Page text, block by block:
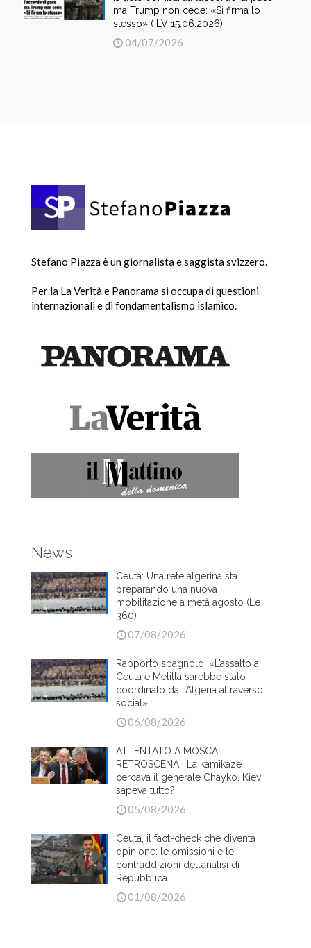
ma Trump non cede: «Si firma lo
stesso» ( LV 15.06.2026)
04/07/2026
Stefano Piazza è un giornalista e saggista svizzero.
Per la La Verità e Panorama si occupa di questioni
internazionali e di fondamentalismo islamico.
News
Ceuta: Una rete algerina sta
preparando una nuova
mobilitazione a metà agosto (Le
360)
07/08/2026
Rapporto spagnolo: «L’assalto a
Ceuta e Melilla sarebbe stato
coordinato dall’Algeria attraverso i
social»
06/08/2026
ATTENTATO A MOSCA, IL
RETROSCENA | La kamikaze
cercava il generale Chayko, Kiev
sapeva tutto?
05/08/2026
Ceuta, il fact-check che diventa
opinione: le omissioni e le
contraddizioni dell’analisi di
Repubblica
01/08/2026